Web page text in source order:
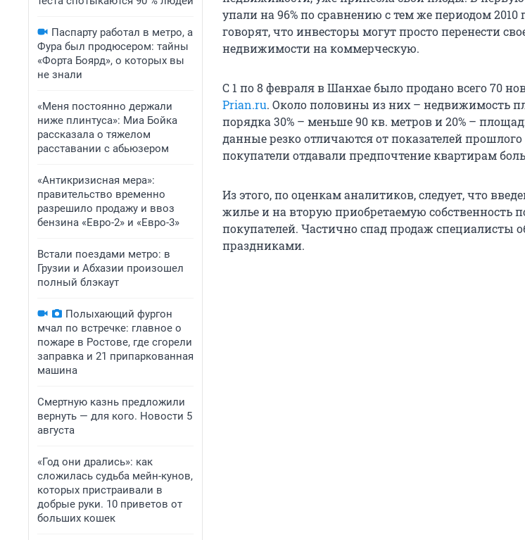
Паспарту работал в метро, а
Фура был продюсером: тайны
«Форта Боярд», о которых вы
не знали
«Меня постоянно держали
ниже плинтуса»: Миа Бойка
рассказала о тяжелом
расставании с абьюзером
«Антикризисная мера»:
правительство временно
разрешило продажу и ввоз
бензина «Евро-2» и «Евро-3»
Встали поездами метро: в
Грузии и Абхазии произошел
полный блэкаут
Полыхающий фургон
мчал по встречке: главное о
пожаре в Ростове, где сгорели
заправка и 21 припаркованная
машина
Смертную казнь предложили
вернуть — для кого. Новости 5
августа
«Год они дрались»: как
сложилась судьба мейн-кунов,
которых пристраивали в
добрые руки. 10 приветов от
больших кошек
упали на 96% по сравнению с тем же периодом 2010
говорят, что инвесторы могут просто перенести
недвижимости на коммерческую.
С 1 по 8 февраля в Шанхае было продано всего 70
Prian.ru. Около половины из них – недвижимость
порядка 30% – меньше 90 кв. метров и 20% –
данные резко отличаются от показателей
покупатели отдавали предпочтение квартирам
Из этого, по оценкам аналитиков, следует, что
жилье и на вторую приобретаемую собственность
покупателей. Частично спад продаж
праздниками.